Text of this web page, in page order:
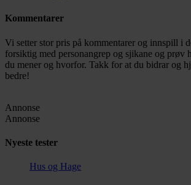
Kommentarer
Vi setter stor pris på kommentarer og innspill i
forsiktig med personangrep og sjikane og prøv
du mener og hvorfor. Takk for at du bidrar og
bedre!
Annonse
Annonse
Nyeste tester
Hus og Hage